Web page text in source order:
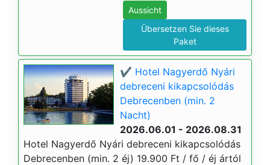
Aussicht
Übersetzen Sie dieses
Paket
✔️ Hotel Nagyerdő Nyári
debreceni kikapcsolódás
Debrecenben (min. 2
Nacht)
2026.06.01 - 2026.08.31
Hotel Nagyerdő Nyári debreceni kikapcsolódás
Debrecenben (min. 2 éj) 19.900 Ft / fő / éj ártól